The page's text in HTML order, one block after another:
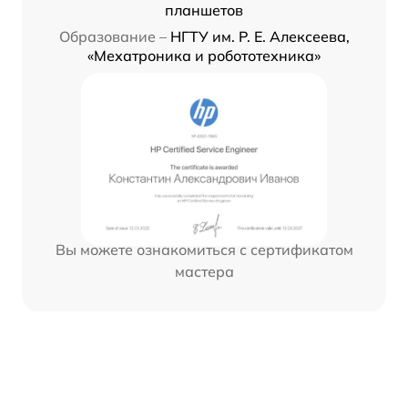
планшетов
Образование – НГТУ им. Р. Е. Алексеева,
«Мехатроника и робототехника»
Вы можете ознакомиться с сертификатом
мастера